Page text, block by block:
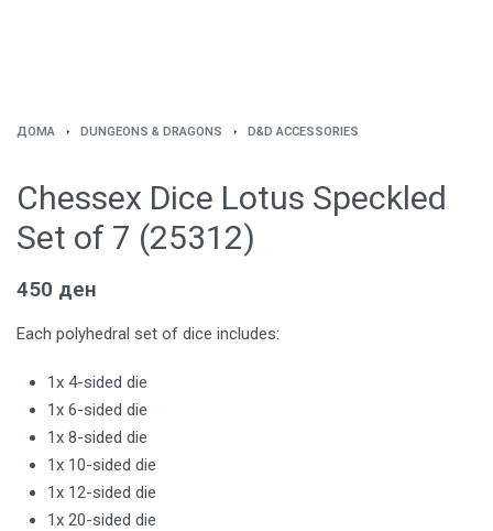
ДОМА › DUNGEONS & DRAGONS › D&D ACCESSORIES
Chessex Dice Lotus Speckled
Set of 7 (25312)
450 ден
Each polyhedral set of dice includes:
1x 4-sided die
1x 6-sided die
1x 8-sided die
1x 10-sided die
1x 12-sided die
1x 20-sided die